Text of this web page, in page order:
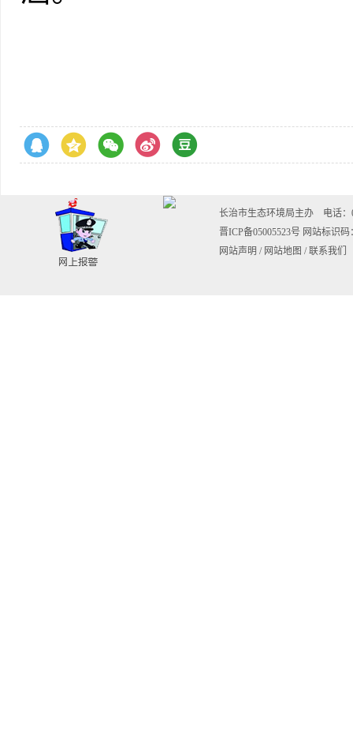
长治市生态环境局主办 电话：
晋ICP备05005523号 网站标识码
网站声明 / 网站地图 / 联系我们